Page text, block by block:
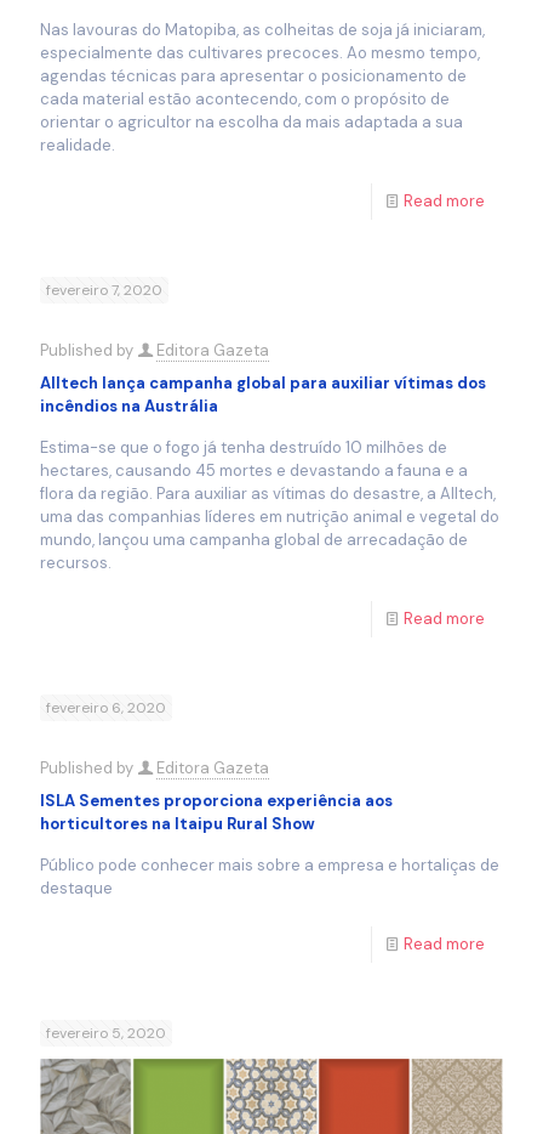
Nas lavouras do Matopiba, as colheitas de soja já iniciaram,
especialmente das cultivares precoces. Ao mesmo tempo,
agendas técnicas para apresentar o posicionamento de
cada material estão acontecendo, com o propósito de
orientar o agricultor na escolha da mais adaptada a sua
realidade.
Read more
fevereiro 7, 2020
Published by
Editora Gazeta
Alltech lança campanha global para auxiliar vítimas dos
incêndios na Austrália
Estima-se que o fogo já tenha destruído 10 milhões de
hectares, causando 45 mortes e devastando a fauna e a
flora da região. Para auxiliar as vítimas do desastre, a Alltech,
uma das companhias líderes em nutrição animal e vegetal do
mundo, lançou uma campanha global de arrecadação de
recursos.
Read more
fevereiro 6, 2020
Published by
Editora Gazeta
ISLA Sementes proporciona experiência aos
horticultores na Itaipu Rural Show
Público pode conhecer mais sobre a empresa e hortaliças de
destaque
Read more
fevereiro 5, 2020